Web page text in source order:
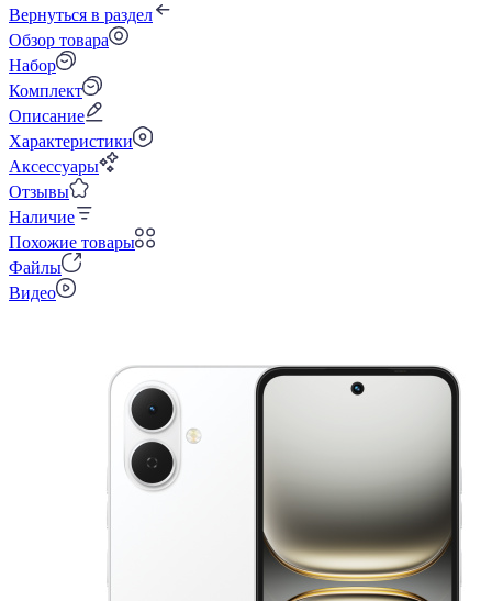
Вернуться в раздел
Обзор товара
Набор
Комплект
Описание
Характеристики
Аксессуары
Отзывы
Наличие
Похожие товары
Файлы
Видео